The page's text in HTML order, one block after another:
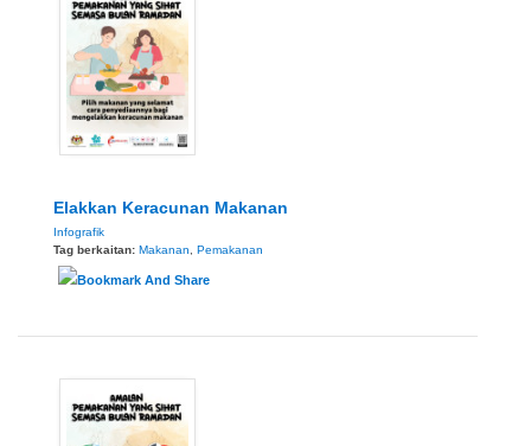
Elakkan Keracunan Makanan
Infografik
Tag berkaitan: Makanan, Pemakanan